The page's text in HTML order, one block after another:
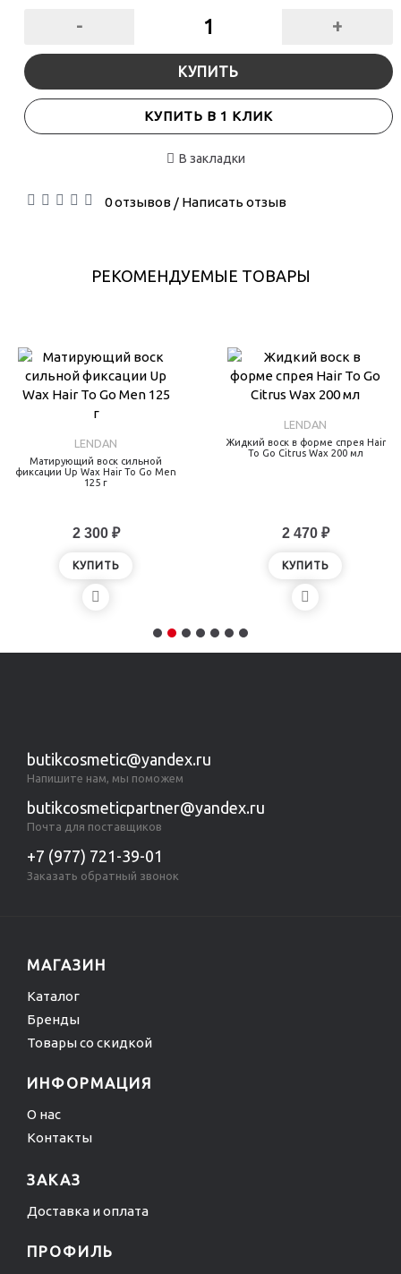
- +
КУПИТЬ
КУПИТЬ В 1 КЛИК
В закладки
0 отзывов/ Написать отзыв
РЕКОМЕНДУЕМЫЕ ТОВАРЫ
LENDAN
Матирующий воск сильной
фиксации Up Wax Hair To Go Men
125 г
2 300 ₽
КУПИТЬ
LENDAN
Жидкий воск в форме спрея Hair
To Go Citrus Wax 200 мл
2 470 ₽
КУПИТЬ
butikcosmetic@yandex.ru
Напишите нам, мы поможем
butikcosmeticpartner@yandex.ru
Почта для поставщиков
+7 (977) 721-39-01
Заказать обратный звонок
МАГАЗИН
Каталог
Бренды
Товары со скидкой
ИНФОРМАЦИЯ
О нас
Контакты
ЗАКАЗ
Доставка и оплата
ПРОФИЛЬ